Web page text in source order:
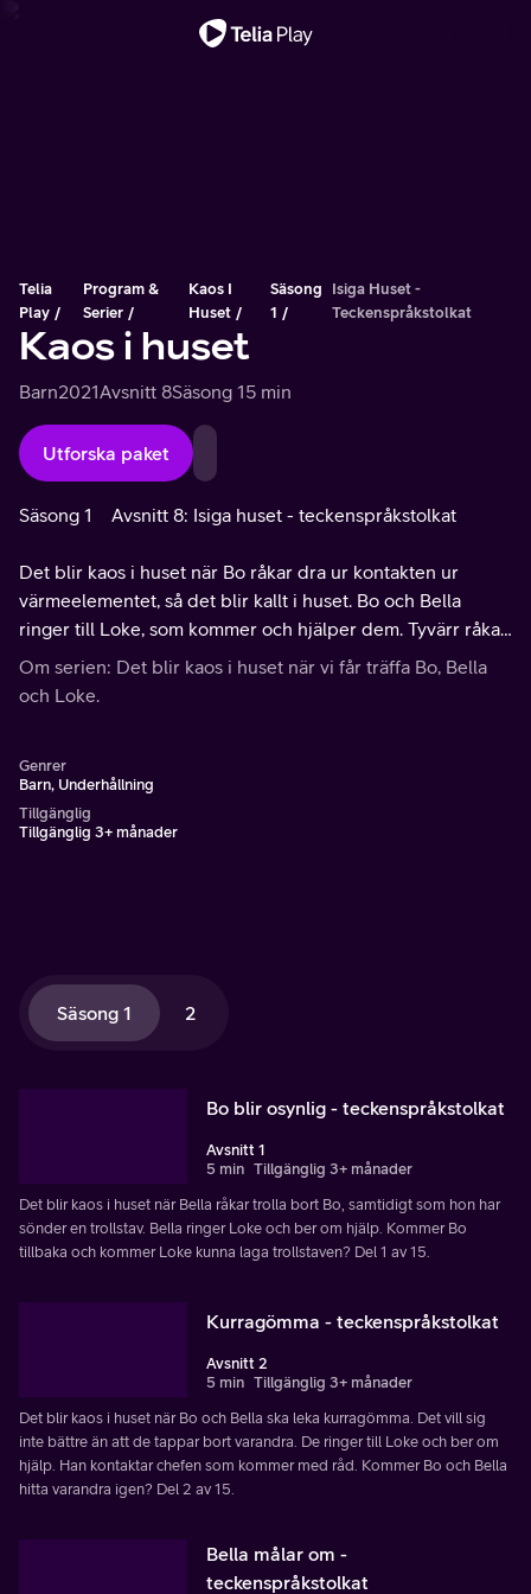
Telia
Play
Program &
Serier
Kaos I
Huset
Säsong
1
Isiga Huset -
Teckenspråkstolkat
Kaos i huset
Barn2021Avsnitt 8Säsong 15 min
Utforska paket
Säsong 1 Avsnitt 8: Isiga huset - teckenspråkstolkat
Det blir kaos i huset när Bo råkar dra ur kontakten ur
värmeelementet, så det blir kallt i huset. Bo och Bella
ringer till Loke, som kommer och hjälper dem. Tyvärr råkar
han snubbla på trappan och slå sig.
Om serien: Det blir kaos i huset när vi får träffa Bo, Bella
och Loke.
Genrer
Barn, Underhållning
Tillgänglig
Tillgänglig 3+ månader
Säsong 1 2
Bo blir osynlig - teckenspråkstolkat
Avsnitt 1
5 min Tillgänglig 3+ månader
Det blir kaos i huset när Bella råkar trolla bort Bo, samtidigt som hon har
sönder en trollstav. Bella ringer Loke och ber om hjälp. Kommer Bo
tillbaka och kommer Loke kunna laga trollstaven? Del 1 av 15.
Kurragömma - teckenspråkstolkat
Avsnitt 2
5 min Tillgänglig 3+ månader
Det blir kaos i huset när Bo och Bella ska leka kurragömma. Det vill sig
inte bättre än att de tappar bort varandra. De ringer till Loke och ber om
hjälp. Han kontaktar chefen som kommer med råd. Kommer Bo och Bella
hitta varandra igen? Del 2 av 15.
Bella målar om -
teckenspråkstolkat